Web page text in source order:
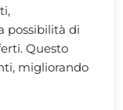
possibilità di
Questo
migliorando